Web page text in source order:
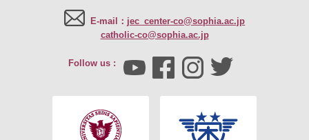
E-mail： jec_center-co@sophia.ac.jp
catholic-co@sophia.ac.jp
Follow us :